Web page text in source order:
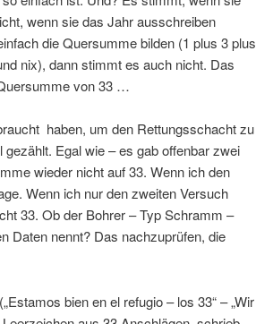
wenn sie das Jahr ausschreiben
die Quersumme bilden (1 plus 3 plus
nix), dann stimmt es auch nicht. Das
von 33 …
haben, um den Rettungsschacht zu
Egal wie – es gab offenbar zwei
wieder nicht auf 33. Wenn ich den
Wenn ich nur den zweiten Versuch
33. Ob der Bohrer – Typ Schramm –
Daten nennt? Das nachzuprüfen, die
bien en el refugio – los 33“ – „Wir